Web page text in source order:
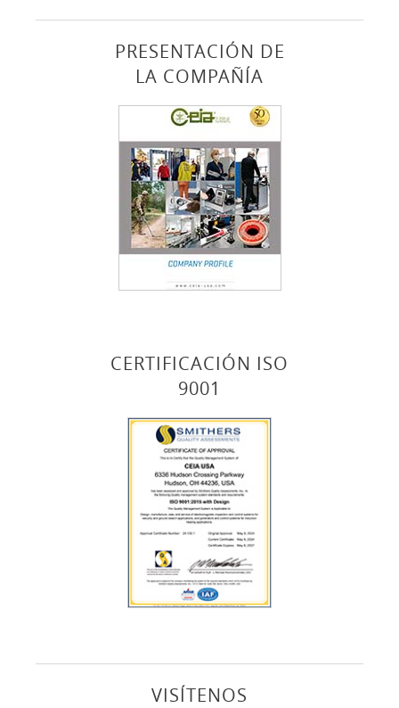
PRESENTACIÓN DE
LA COMPAÑÍA
CERTIFICACIÓN ISO
9001
VISÍTENOS